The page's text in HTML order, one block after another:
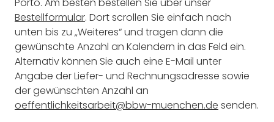
Porto. Am besten bestellen Sie über unser
Bestellformular. Dort scrollen Sie einfach nach
unten bis zu „Weiteres“ und tragen dann die
gewünschte Anzahl an Kalendern in das Feld ein.
Alternativ können Sie auch eine E-Mail unter
Angabe der Liefer- und Rechnungsadresse sowie
der gewünschten Anzahl an
oeffentlichkeitsarbeit@bbw-muenchen.de senden.